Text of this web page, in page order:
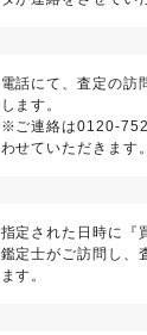
電話にて、査定の訪
します。
※ご連絡は0120-
わせていただきます。
指定された日時に『
鑑定士がご訪問し、
ます。